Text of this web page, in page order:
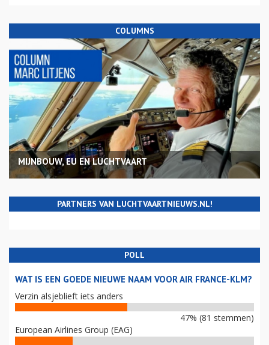
COLUMNS
MIJNBOUW, EU EN LUCHTVAART
PARTNERS VAN LUCHTVAARTNIEUWS.NL!
POLL
WAT IS EEN GOEDE NIEUWE NAAM VOOR AIR FRANCE-KLM?
Verzin alsjeblieft iets anders
47% (81 stemmen)
European Airlines Group (EAG)